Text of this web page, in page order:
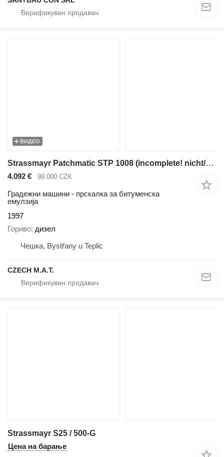
ВИДЕО
Strassmayr Patchmatic STP 1008 (incomplete! nicht/nie-komplet
4.092 € 99.000 CZK
Градежни машини - прскалка за битуменска
емулзија
1997
Гориво дизел
Чешка, Bystřany u Teplic
CZECH M.A.T.
Strassmayr S25 / 500-G
Цена на барање